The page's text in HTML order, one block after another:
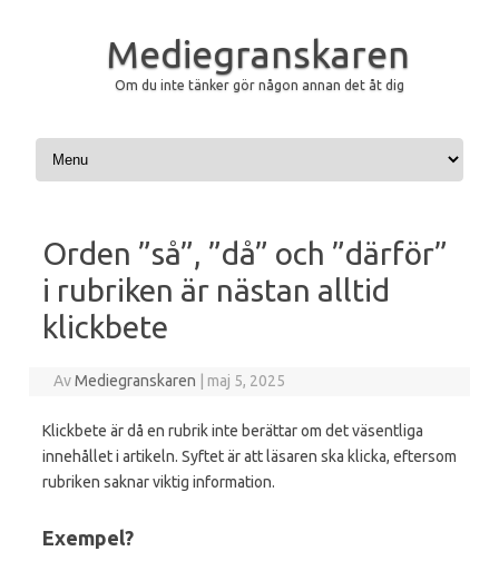
Mediegranskaren
Om du inte tänker gör någon annan det åt dig
Hoppa till innehåll
Orden ”så”, ”då” och ”därför”
i rubriken är nästan alltid
klickbete
AvMediegranskaren maj 5, 2025
Klickbete är då en rubrik inte berättar om det väsentliga
innehållet i artikeln. Syftet är att läsaren ska klicka, eftersom
rubriken saknar viktig information.
Exempel?